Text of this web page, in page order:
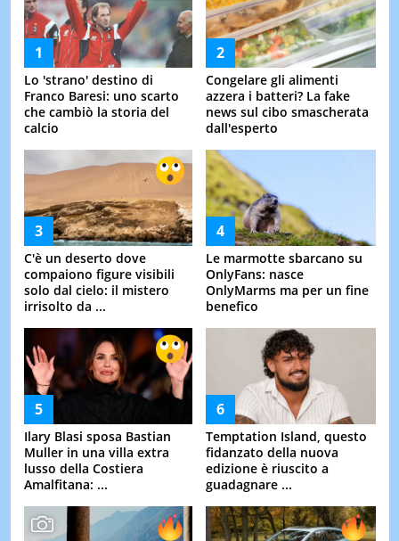
Lo 'strano' destino di
Franco Baresi: uno scarto
che cambiò la storia del
calcio
Congelare gli alimenti
azzera i batteri? La fake
news sul cibo smascherata
dall'esperto
C'è un deserto dove
compaiono figure visibili
solo dal cielo: il mistero
irrisolto da ...
Le marmotte sbarcano su
OnlyFans: nasce
OnlyMarms ma per un fine
benefico
Ilary Blasi sposa Bastian
Muller in una villa extra
lusso della Costiera
Amalfitana: ...
Temptation Island, questo
fidanzato della nuova
edizione è riuscito a
guadagnare ...